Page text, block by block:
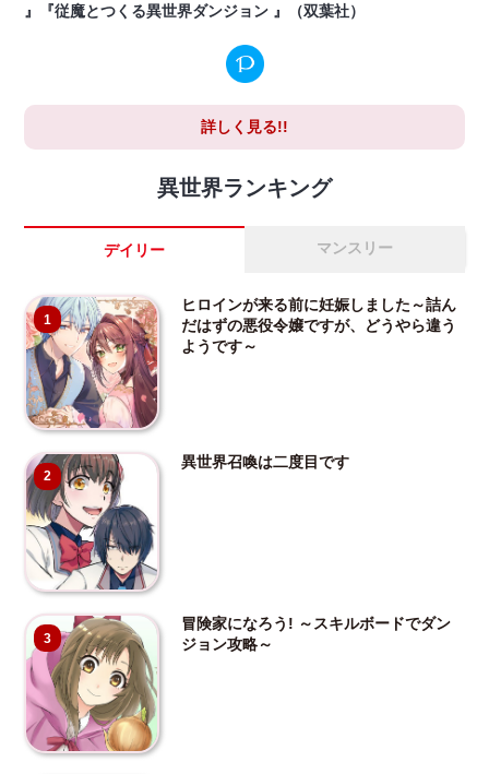
』『従魔とつくる異世界ダンジョン 』（双葉社）
詳しく見る!!
異世界ランキング
デイリー マンスリー
1
ヒロインが来る前に妊娠しました～詰ん
だはずの悪役令嬢ですが、どうやら違う
ようです～
2
異世界召喚は二度目です
3
冒険家になろう! ～スキルボードでダン
ジョン攻略～